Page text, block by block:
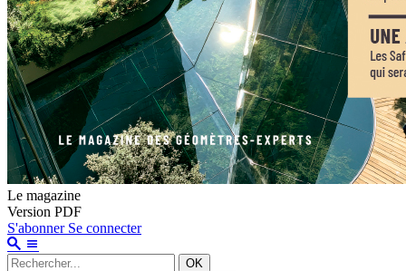
Le magazine
Version PDF
S'abonner Se connecter
OK